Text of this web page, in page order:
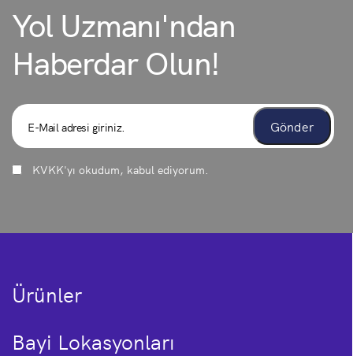
Yol Uzmanı'ndan
Haberdar Olun!
KVKK'yı okudum, kabul ediyorum.
Ürünler
Bayi Lokasyonları